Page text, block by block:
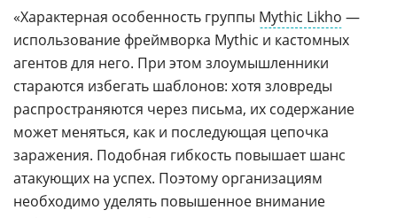
«Характерная особенность группы Mythic Likho —
использование фреймворка Mythic и кастомных
агентов для него. При этом злоумышленники
стараются избегать шаблонов: хотя зловреды
распространяются через письма, их содержание
может меняться, как и последующая цепочка
заражения. Подобная гибкость повышает шанс
атакующих на успех. Поэтому организациям
необходимо уделять повышенное внимание